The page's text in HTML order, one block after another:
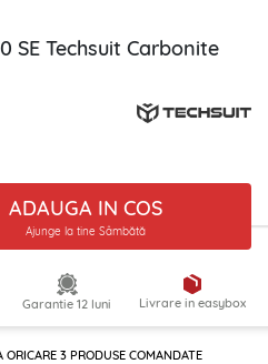
SE Techsuit Carbonite
ADAUGA IN COS
Ajunge la tine Sâmbătă
Garantie 12 luni Livrare in easybox
ORICARE 3 PRODUSECOMANDATE